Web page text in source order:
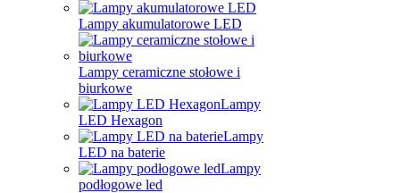
Lampy akumulatorowe LED
Lampy ceramiczne stołowe i
biurkowe
Lampy
LED Hexagon
Lampy
LED na baterie
Lampy
podłogowe led